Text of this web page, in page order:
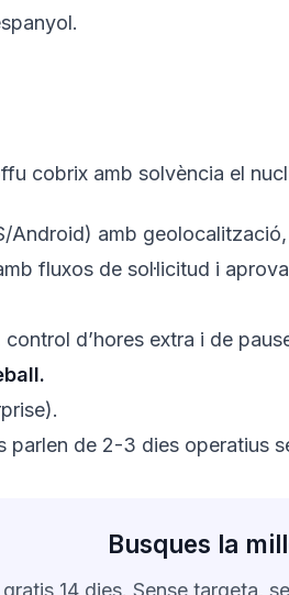
cobrix amb solvència el
Android) amb
fluxos de sol·licitud i
control d’hores extra i de
parlen de 2-3 dies operatius
Busques la
14 dies. Sense targeta,